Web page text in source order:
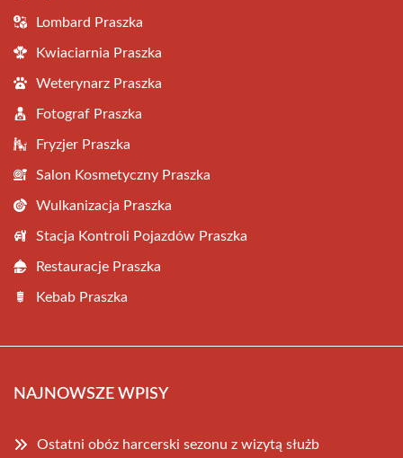
Lombard Praszka
Kwiaciarnia Praszka
Weterynarz Praszka
Fotograf Praszka
Fryzjer Praszka
Salon Kosmetyczny Praszka
Wulkanizacja Praszka
Stacja Kontroli Pojazdów Praszka
Restauracje Praszka
Kebab Praszka
NAJNOWSZE WPISY
Ostatni obóz harcerski sezonu z wizytą służb